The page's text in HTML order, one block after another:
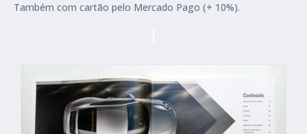
Também com cartão pelo Mercado Pago (+ 10%).